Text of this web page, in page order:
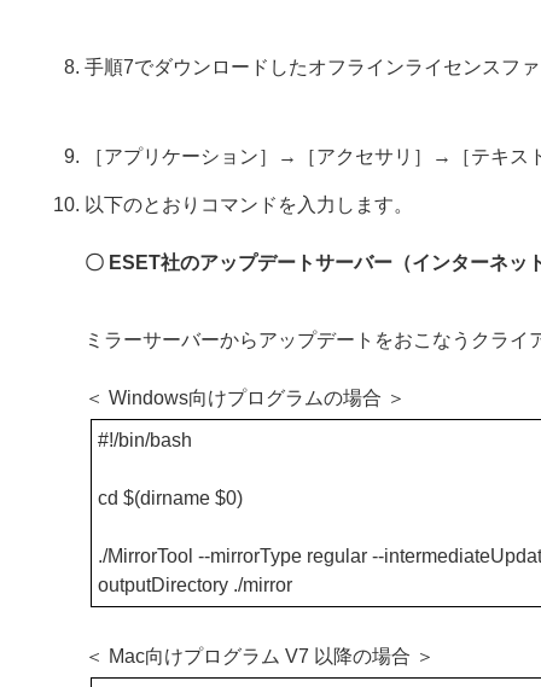
手順7でダウンロードしたオフラインライセンスフ
［アプリケーション］→［アクセサリ］→［テキス
以下のとおりコマンドを入力します。
〇 ESET社のアップデートサーバー（インターネッ
ミラーサーバーからアップデートをおこなうクラ
＜ Windows向けプログラムの場合 ＞
#!/bin/bash
cd $(dirname $0)
./MirrorTool --mirrorType regular --
outputDirectory ./mirror
＜ Mac向けプログラム V7 以降の場合 ＞